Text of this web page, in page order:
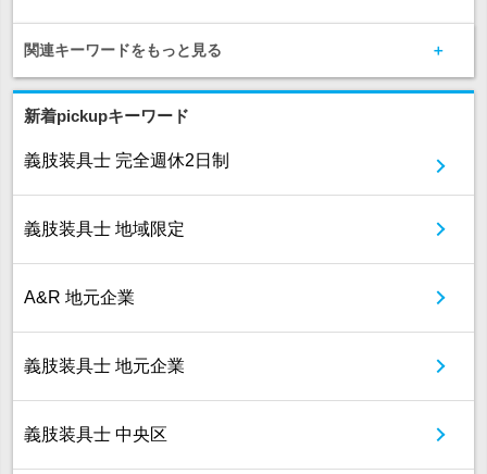
関連キーワードをもっと見る
新着pickupキーワード
義肢装具士 完全週休2日制
義肢装具士 地域限定
A&R 地元企業
義肢装具士 地元企業
義肢装具士 中央区